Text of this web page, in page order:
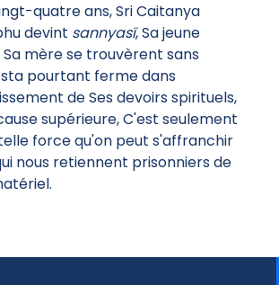
quatre ans, Sri Caitanya
devint sannyasï, Sa jeune
mère se trouvèrent sans
pourtant ferme dans
de Ses devoirs spirituels,
supérieure, C'est seulement
force qu'on peut s'affranchir
nous retiennent prisonniers de